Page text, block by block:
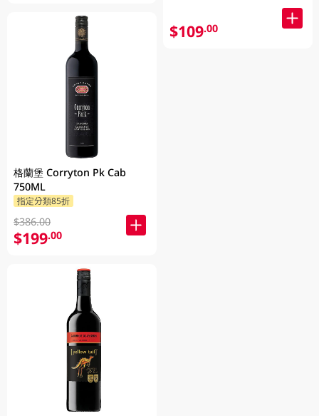
格蘭堡 Corryton Pk Cab
750ML
指定分類85折
$386.00
$199.00
$109.00